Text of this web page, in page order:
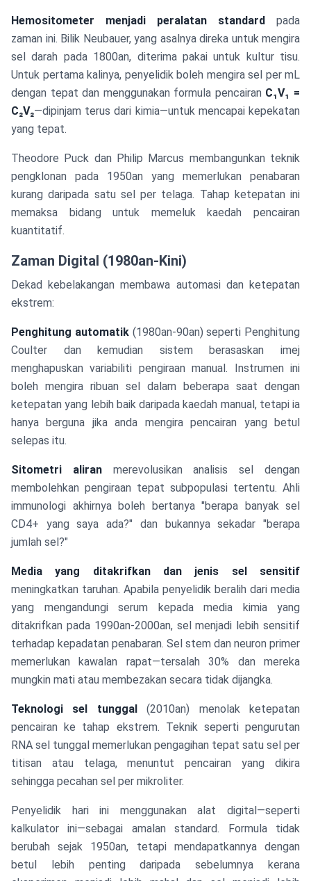
Hemositometer menjadi peralatan standard
pada
zaman ini. Bilik Neubauer, yang asalnya direka untuk mengira
sel darah pada 1800an, diterima pakai untuk kultur tisu.
Untuk pertama kalinya, penyelidik boleh mengira sel per mL
dengan tepat dan menggunakan formula pencairan C₁V₁ =
C₂V₂—dipinjam terus dari kimia—untuk mencapai kepekatan
yang tepat.
Theodore Puck dan Philip Marcus membangunkan teknik
pengklonan pada 1950an yang memerlukan penabaran
kurang daripada satu sel per telaga. Tahap ketepatan ini
memaksa bidang untuk memeluk kaedah pencairan
kuantitatif.
Zaman Digital (1980an-Kini)
Dekad kebelakangan membawa automasi dan ketepatan
ekstrem:
Penghitung automatik(1980an-90an) seperti Penghitung
Coulter dan kemudian sistem berasaskan imej
menghapuskan variabiliti pengiraan manual. Instrumen ini
boleh mengira ribuan sel dalam beberapa saat dengan
ketepatan yang lebih baik daripada kaedah manual, tetapi ia
hanya berguna jika anda mengira pencairan yang betul
selepas itu.
Sitometri aliranmerevolusikan analisis sel dengan
membolehkan pengiraan tepat subpopulasi tertentu. Ahli
immunologi akhirnya boleh bertanya "berapa banyak sel
CD4+ yang saya ada?" dan bukannya sekadar "berapa
jumlah sel?"
Media yang ditakrifkan dan jenis sel sensitif
meningkatkan taruhan. Apabila penyelidik beralih dari media
yang mengandungi serum kepada media kimia yang
ditakrifkan pada 1990an-2000an, sel menjadi lebih sensitif
terhadap kepadatan penabaran. Sel stem dan neuron primer
memerlukan kawalan rapat—tersalah 30% dan mereka
mungkin mati atau membezakan secara tidak dijangka.
Teknologi sel tunggal
(2010an) menolak ketepatan
pencairan ke tahap ekstrem. Teknik seperti pengurutan
RNA sel tunggal memerlukan pengagihan tepat satu sel per
titisan atau telaga, menuntut pencairan yang dikira
sehingga pecahan sel per mikroliter.
Penyelidik hari ini menggunakan alat digital—seperti
kalkulator ini—sebagai amalan standard. Formula tidak
berubah sejak 1950an, tetapi mendapatkannya dengan
betul lebih penting daripada sebelumnya kerana